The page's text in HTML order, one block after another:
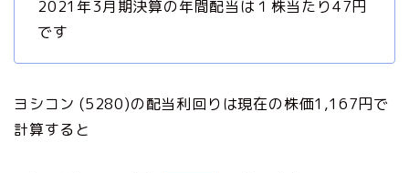
2021年3月期決算の年間配当は１株当たり47円
です
ヨシコン (5280)の配当利回りは現在の株価1,167円で
計算すると